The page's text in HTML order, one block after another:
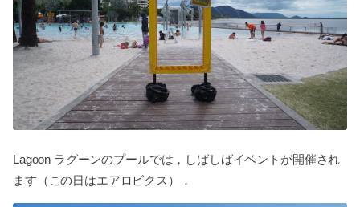
Lagoon ラグーンのプールでは，しばしばイベントが開催され
ます（この日はエアロビクス）．